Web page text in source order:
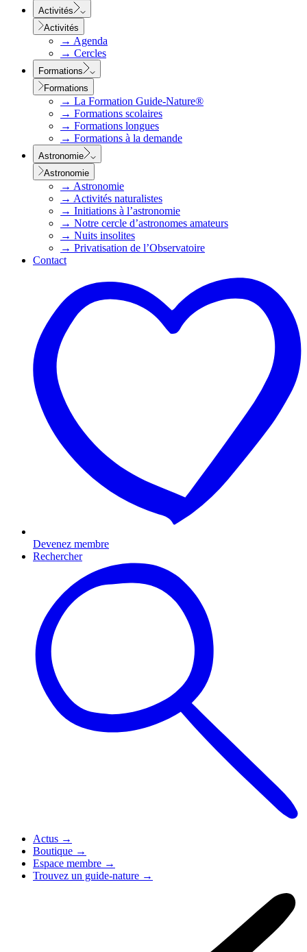
Activités
Activités
→ Agenda
→ Cercles
Formations
Formations
→ La Formation Guide-Nature®
→ Formations scolaires
→ Formations longues
→ Formations à la demande
Astronomie
Astronomie
→ Astronomie
→ Activités naturalistes
→ Initiations à l’astronomie
→ Notre cercle d’astronomes amateurs
→ Nuits insolites
→ Privatisation de l’Observatoire
Contact
Devenez membre
Rechercher
Actus →
Boutique →
Espace membre →
Trouvez un guide-nature →